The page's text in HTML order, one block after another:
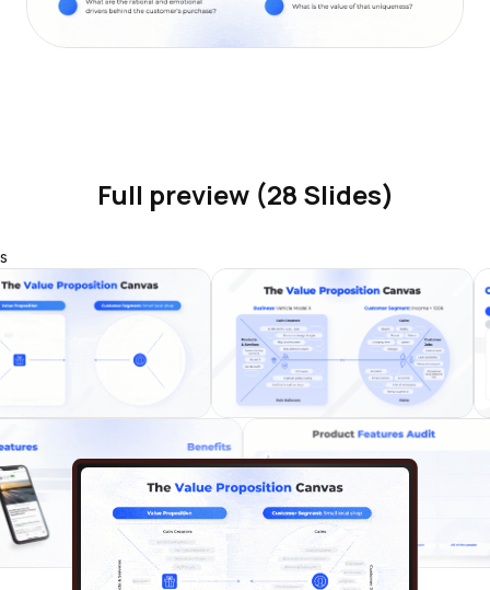
Full preview (28 Slides)
s